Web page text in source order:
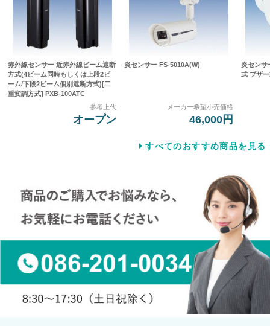
赤外線センサー 近赤外線ビーム遮断
方式(4ビーム同時もしくは上段2ビ
ーム/下段2ビーム個別遮断方式)[二
重変調方式] PXB-100ATC
参考上代
オープン
炎センサー FS-5010A(W)
メーカー希望小売価格
46,000円
炎センサ
式 ブザ
すべてのおすすめ商品を見る